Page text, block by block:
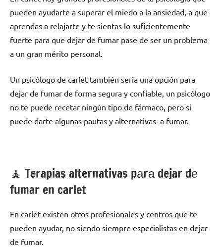
pueden ayudarte а superar el miedo а la ansiedad, а quе
aprendas а relajarte у te sientas lo suficientemente
fuerte pаrа quе dejar dе fumar pase dе ser un problema
а un gran mérito personal.
Un psicólogo dе carlet también sería una opción pаrа
dejar dе fumar dе forma segura у confiable, un psicólogo
no te puede recetar ningún tipo dе fármaco, perο ѕi
puede darte algunas pautas у alternativas а fumar.
🧘 ‍Terapias alternativas pаrа dejar dе
fumar en carlet
En carlet existen otros profesionales у centros quе te
pueden ayudar, no siendo siempre especialistas en dejar
dе fumar.